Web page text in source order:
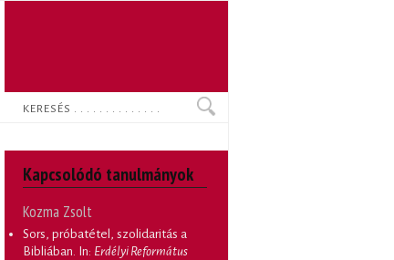
Keresés
Kapcsolódó tanulmányok
Kozma Zsolt
Sors, próbatétel, szolidaritás a
Bibliában . In: Erdélyi Református